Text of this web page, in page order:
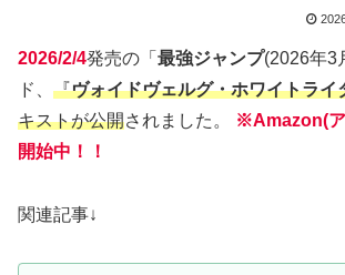
2026/2/4発売の「 最強ジャンプ(2026年3
ド、 『ヴォイドヴェルグ・ホワイトライ
キストが公開されました。
※Amazon(
開始中！！
関連記事↓